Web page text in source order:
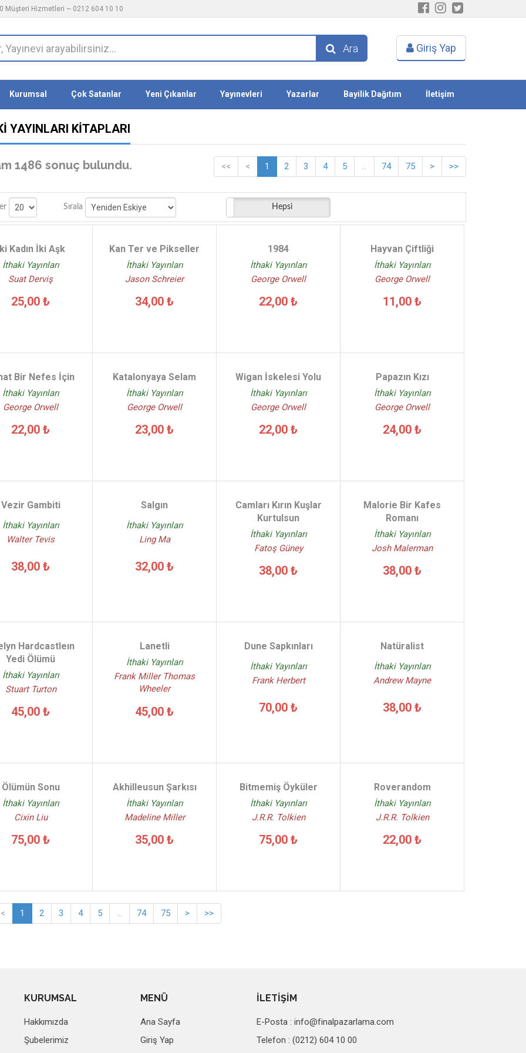
Müşteri Hizmetleri ~ 0212 604 10 10
Ara Giriş Yap
Kurumsal Çok Satanlar Yeni Çıkanlar Yayınevleri Yazarlar Bayilik Dağıtım İletişim
YAYINLARI KITAPLARI
1486 sonuç bulundu. << < 1 2 3 4 5 ... 74 75 > >>
Sırala Stoktakiler Hepsi
Kadın İki Aşk
İthaki Yayınları
Suat Derviş
25,00 ₺
Kan Ter ve Pikseller
İthaki Yayınları
Jason Schreier
34,00 ₺
1984
İthaki Yayınları
George Orwell
22,00 ₺
Hayvan Çiftliği
İthaki Yayınları
George Orwell
11,00 ₺
Bir Nefes İçin
İthaki Yayınları
George Orwell
22,00 ₺
Katalonyaya Selam
İthaki Yayınları
George Orwell
23,00 ₺
Wigan İskelesi Yolu
İthaki Yayınları
George Orwell
22,00 ₺
Papazın Kızı
İthaki Yayınları
George Orwell
24,00 ₺
Vezir Gambiti
İthaki Yayınları
Walter Tevis
38,00 ₺
Salgın
İthaki Yayınları
Ling Ma
32,00 ₺
Camları Kırın Kuşlar
Kurtulsun
İthaki Yayınları
Fatoş Güney
38,00 ₺
Malorie Bir Kafes
Romanı
İthaki Yayınları
Josh Malerman
38,00 ₺
Hardcastleın
Yedi Ölümü
İthaki Yayınları
Stuart Turton
45,00 ₺
Lanetli
İthaki Yayınları
Frank Miller Thomas
Wheeler
45,00 ₺
Dune Sapkınları
İthaki Yayınları
Frank Herbert
70,00 ₺
Natüralist
İthaki Yayınları
Andrew Mayne
38,00 ₺
Ölümün Sonu
İthaki Yayınları
Cixin Liu
75,00 ₺
Akhilleusun Şarkısı
İthaki Yayınları
Madeline Miller
35,00 ₺
Bitmemiş Öyküler
İthaki Yayınları
J.R.R. Tolkien
75,00 ₺
Roverandom
İthaki Yayınları
J.R.R. Tolkien
22,00 ₺
< 1 2 3 4 5 ... 74 75 > >>
KURUMSAL
Hakkımızda
Şubelerimiz
MENÜ
Ana Sayfa
Giriş Yap
İLETİŞİM
E-Posta :info@finalpazarlama.com
Telefon : (0212) 604 10 00